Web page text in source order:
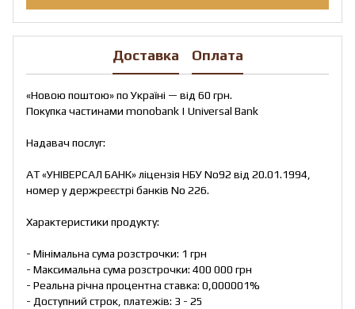
Доставка Оплата
«Новою поштою» по Україні — від 60 грн.
Покупка частинами monobank | Universal Bank
Надавач послуг:
АТ «УНІВЕРСАЛ БАНК» ліцензія НБУ No92 від 20.01.1994,
номер у держреєстрі банків No 226.
Характеристики продукту:
- Мінімальна сума розстрочки: 1 грн
- Максимальна сума розстрочки: 400 000 грн
- Реальна річна процентна ставка: 0,000001%
- Доступний строк, платежів: 3 - 25